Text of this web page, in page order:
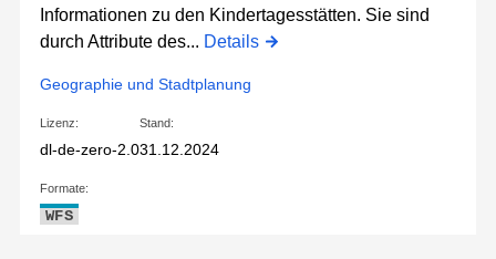
Informationen zu den Kindertagesstätten. Sie sind
durch Attribute des... Details
Geographie und Stadtplanung
Lizenz:
dl-de-zero-2.0
Stand:
31.12.2024
Formate:
WFS